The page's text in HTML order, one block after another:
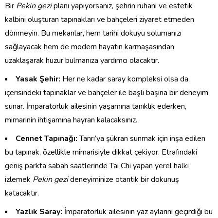
Bir Pekin geziplanı yapıyorsanız, şehrin ruhani ve estetik
kalbini oluşturan tapınakları ve bahçeleri ziyaret etmeden
dönmeyin. Bu mekanlar, hem tarihi dokuyu solumanızı
sağlayacak hem de modern hayatın karmaşasından
uzaklaşarak huzur bulmanıza yardımcı olacaktır.
Yasak Şehir: Her ne kadar saray kompleksi olsa da,
içerisindeki tapınaklar ve bahçeler ile başlı başına bir deneyim
sunar. İmparatorluk ailesinin yaşamına tanıklık ederken,
mimarinin ihtişamına hayran kalacaksınız.
Cennet Tapınağı:Tanrı’ya şükran sunmak için inşa edilen
bu tapınak, özellikle mimarisiyle dikkat çekiyor. Etrafındaki
geniş parkta sabah saatlerinde Tai Chi yapan yerel halkı
izlemek Pekin gezideneyiminize otantik bir dokunuş
katacaktır.
Yazlık Saray: İmparatorluk ailesinin yaz aylarını geçirdiği bu